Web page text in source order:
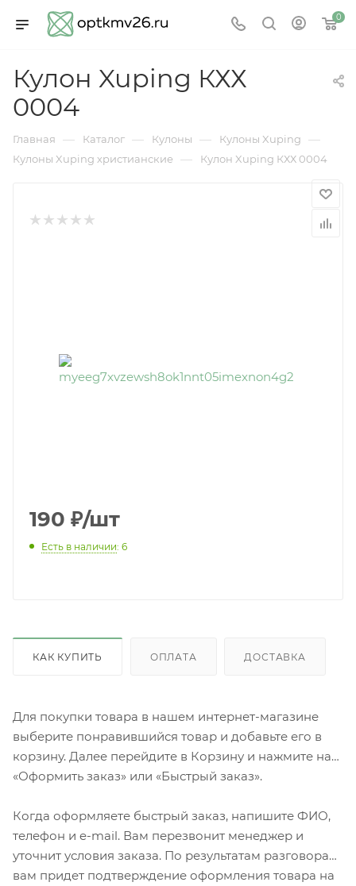
0
Кулон Xuping КХХ
0004
Главная — Каталог — Кулоны — Кулоны Xuping —
Кулоны Xuping христианские — Кулон Xuping КХХ 0004
190 ₽/шт
Есть в наличии: 6
КАК КУПИТЬ ОПЛАТА ДОСТАВКА
Для покупки товара в нашем интернет-магазине
выберите понравившийся товар и добавьте его в
корзину. Далее перейдите в Корзину и нажмите на
«Оформить заказ» или «Быстрый заказ».
Когда оформляете быстрый заказ, напишите ФИО,
телефон и e-mail. Вам перезвонит менеджер и
уточнит условия заказа. По результатам разговора
вам придет подтверждение оформления товара на